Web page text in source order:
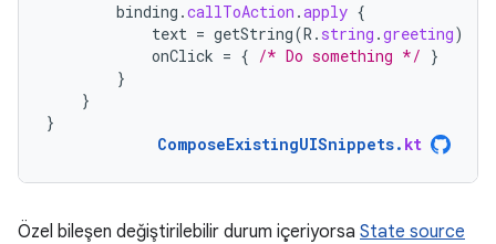
binding .callToAction .apply {
text = getString(R . string .greeting)
onClick = { /* Do something */ }
}
}
}
ComposeExistingUISnippets. kt
Özel bileşen değiştirilebilir durum içeriyorsa State source